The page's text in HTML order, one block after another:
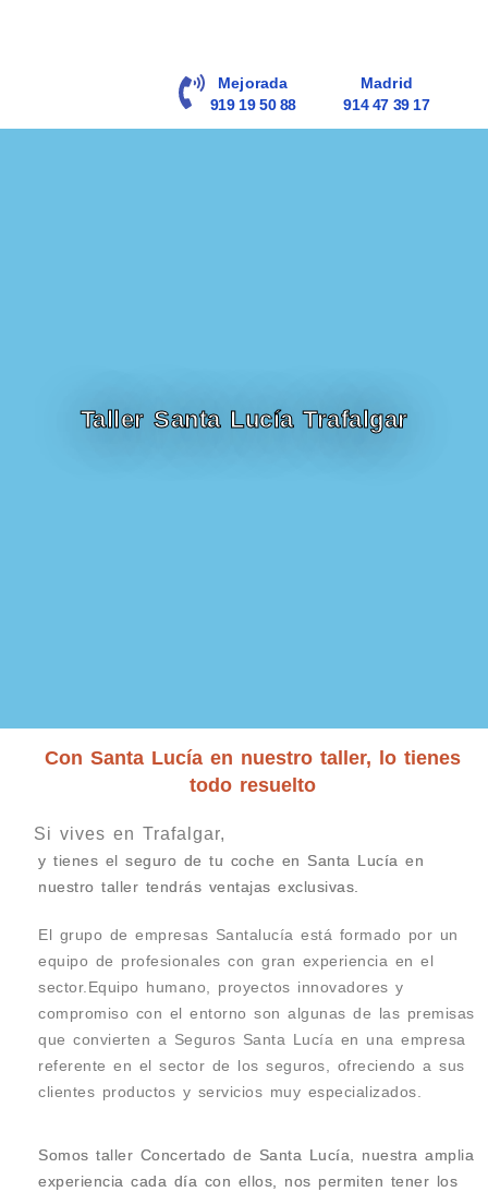
Mejorada
919 19 50 88
Madrid
914 47 39 17
Taller Santa Lucía Trafalgar
Con Santa Lucía en nuestro taller, lo tienes
todo resuelto
Si vives en Trafalgar,
y tienes el seguro de tu coche en Santa Lucía en
nuestro taller tendrás ventajas exclusivas.
El grupo de empresas Santalucía está formado por un
equipo de profesionales con gran experiencia en el
sector.Equipo humano, proyectos innovadores y
compromiso con el entorno son algunas de las premisas
que convierten a Seguros Santa Lucía en una empresa
referente en el sector de los seguros, ofreciendo a sus
clientes productos y servicios muy especializados.
Somos taller Concertado de Santa Lucía, nuestra amplia
experiencia cada día con ellos, nos permiten tener los